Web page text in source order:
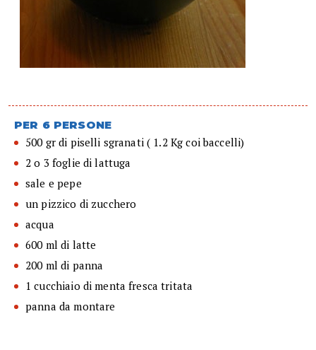
PER 6 PERSONE
500 gr di piselli sgranati ( 1.2 Kg coi baccelli)
2 o 3 foglie di lattuga
sale e pepe
un pizzico di zucchero
acqua
600 ml di latte
200 ml di panna
1 cucchiaio di menta fresca tritata
panna da montare